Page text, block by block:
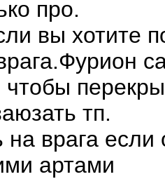
про.
вы хотите
тп.
на врага
артами